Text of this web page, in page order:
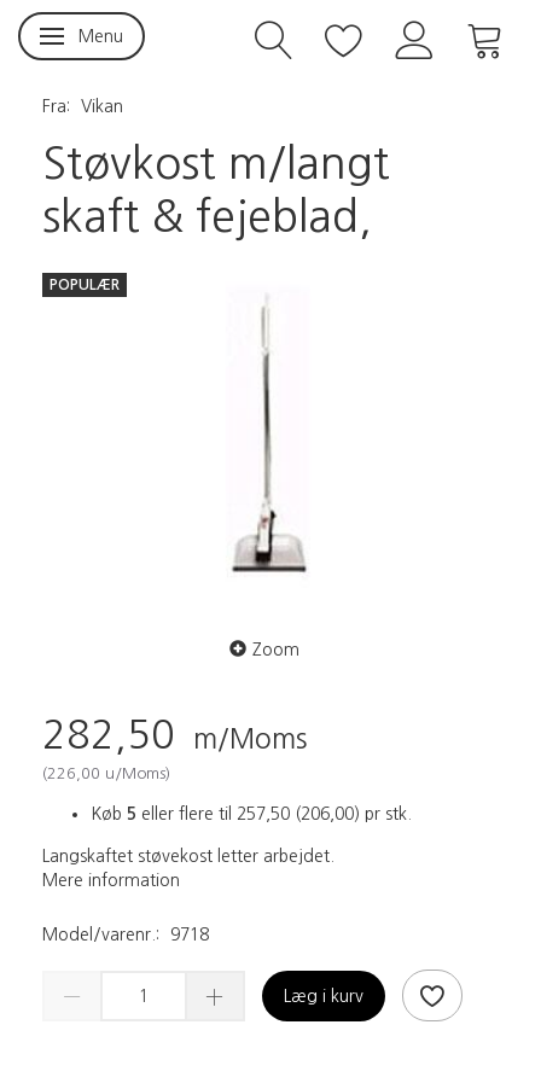
Skifte navigation
Menu
Fra: Vikan
Støvkost m/langt
skaft & fejeblad,
POPULÆR
Zoom
282,50 m/Moms
(226,00 u/Moms)
Køb 5 eller flere til 257,50 (206,00) pr stk.
Langskaftet støvekost letter arbejdet.
Mere information
Model/varenr.: 9718
Læg i kurv